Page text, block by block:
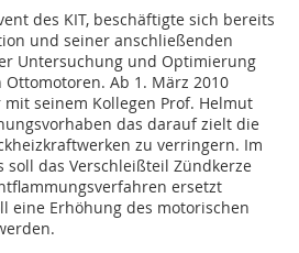
des KIT, beschäftigte sich bereits
und seiner anschließenden
Untersuchung und Optimierung
Ab 1. März 2010
seinem Kollegen Prof. Helmut
das darauf zielt die
zu verringern. Im
soll das Verschleißteil Zündkerze
ersetzt
eine Erhöhung des motorischen